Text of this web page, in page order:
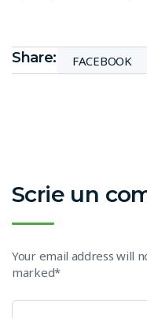
Share: FACEBOOK
Scrie un
Your email address will
marked*